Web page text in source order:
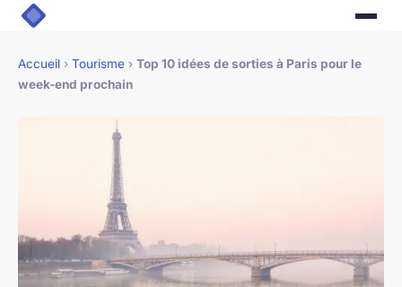
Accueil › Tourisme › Top 10 idées de sorties à Paris pour le
week-end prochain